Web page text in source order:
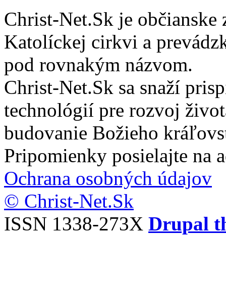
Christ-Net.Sk je
Katolíckej cirkvi a
pod rovnakým názvom.
Christ-Net.Sk sa snaží
technológií pre rozvoj
budovanie Božieho
Pripomienky posielajte na
Ochrana osobných údajov
© Christ-Net.Sk
ISSN 1338-273X Drupal